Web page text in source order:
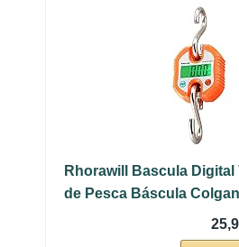
Rhorawill Bascula
de Pesca Báscula